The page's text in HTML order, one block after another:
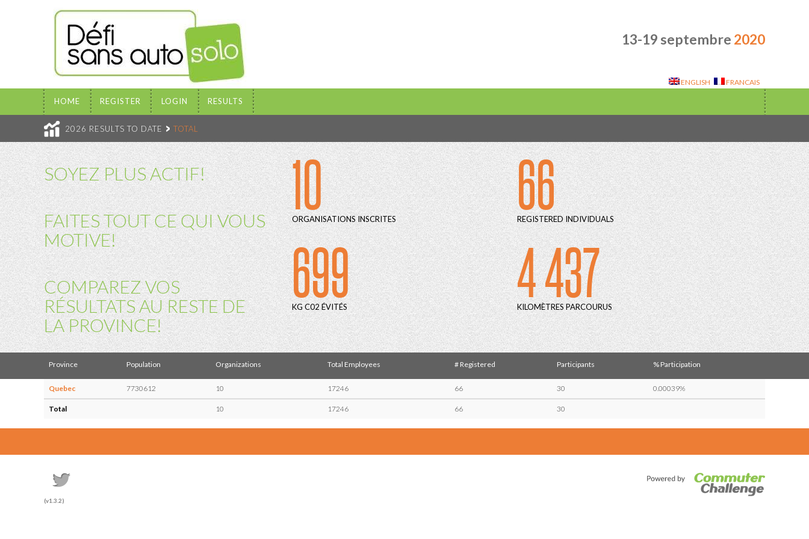
13-19 septembre 2020
ENGLISH FRANCAIS
HOME REGISTER LOGIN RESULTS
2026 RESULTS TO DATE TOTAL
SOYEZ PLUS ACTIF!
FAITES TOUT CE QUI VOUS
MOTIVE!
COMPAREZ VOS
RÉSULTATS AU RESTE DE
LA PROVINCE!
10
ORGANISATIONS INSCRITES
699
KG C02 ÉVITÉS
66
REGISTERED INDIVIDUALS
4 437
KILOMÈTRES PARCOURUS
Province Population Organizations Total Employees # Registered Participants % Participation
Quebec 7730612 10 17246 66 30 0.00039%
Total 10 17246 66 30
(v1.3.2)